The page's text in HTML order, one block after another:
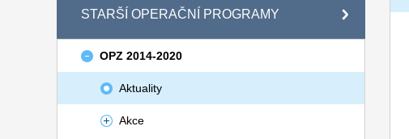
STARŠÍ OPERAČNÍ PROGRAMY
OPZ 2014-2020
Aktuality
Akce